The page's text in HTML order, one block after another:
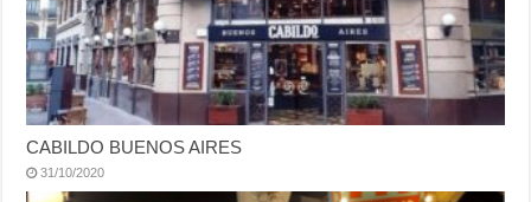
CABILDO BUENOS AIRES
31/10/2020